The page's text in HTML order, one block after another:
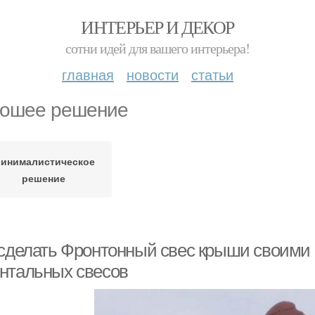
ИНТЕРЬЕР И ДЕКОР
сотни идей для вашего интерьера!
главная новости статьи
решение
решение
Фронтонный свес крыши своими
свесов